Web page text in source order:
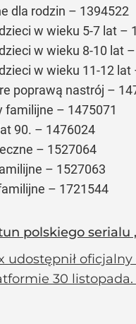
dla rodzin – 1394522
w wieku 5-7 lat –
w wieku 8-10 lat
w wieku 11-12 lat
poprawą nastrój –
familijne – 1475071
90. – 1476024
– 1527064
– 1527063
– 1721544
polskiego serialu
udostępnił
30